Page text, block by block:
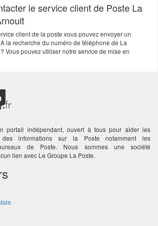
le service client de Poste La
client de la poste vous pouvez envoyer un
la recherche du numéro de téléphone de La
Vous pouvez utiliser notre service de mise en
portail indépendant, ouvert à tous pour aider les
des informations sur la Poste notamment les
de Poste. Nous sommes une société
lien avec Le Groupe La Poste.